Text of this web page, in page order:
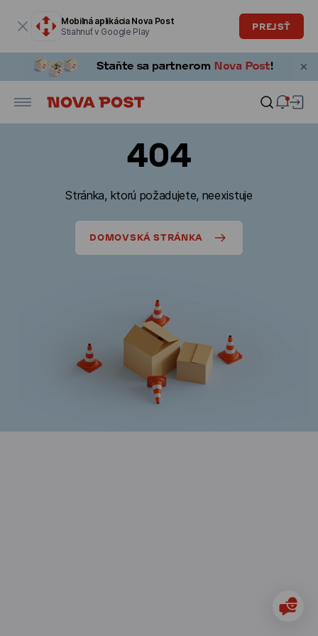
Mobilná aplikácia Nova Post
Stiahnuť v Google Play
PREJSŤ
404
Stránka, ktorú požadujete, neexistuje
DOMOVSKÁ STRÁNKA